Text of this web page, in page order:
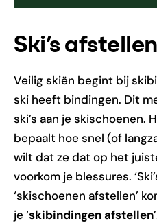
Ski’s
Veilig skiën begint bij
ski heeft bindingen. Dit
ski’s aan jeskischoenen.
bepaalt hoe snel (of
wilt dat ze dat op het
voorkom je blessures.
‘skischoenen afstellen’
je ‘skibindingen afstellen